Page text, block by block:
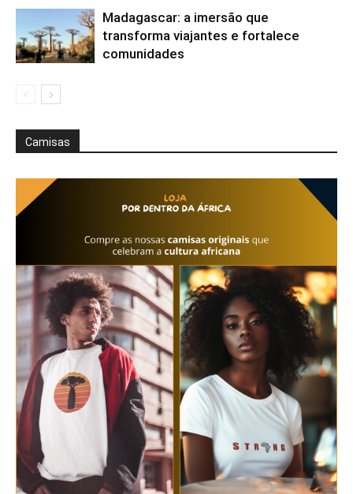
Madagascar: a imersão que
transforma viajantes e fortalece
comunidades
Camisas